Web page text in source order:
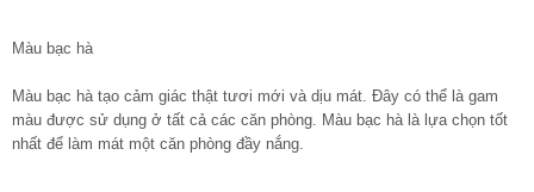
Màu bạc hà
Màu bạc hà tạo cảm giác thật tươi mới và dịu mát. Đây có thể là gam
màu được sử dụng ở tất cả các căn phòng. Màu bạc hà là lựa chọn tốt
nhất để làm mát một căn phòng đầy nắng.